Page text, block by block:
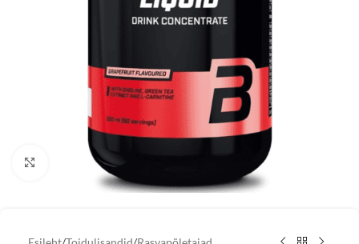
Vaata suuremat pilti